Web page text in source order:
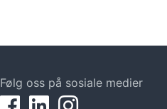
Følg oss på sosiale medier